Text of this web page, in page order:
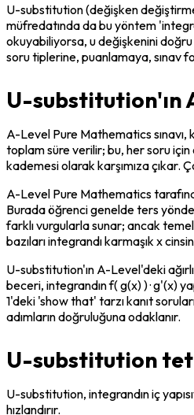
U-substitution (değişken
müfredatında da bu yöntem
okuyabiliyorsa, u değişkenini
soru tiplerine, puanlamaya, sınav
U-substitution'ın
A-Level Pure Mathematics sınavı,
toplam süre verilir; bu, her soru için
kademesi olarak karşımıza çıkar.
A-Level Pure Mathematics
Burada öğrenci genelde ters
farklı vurgularla sunar; ancak temel
bazıları integrandı karmaşık x
U-substitution'ın A-Level'deki
beceri, integrandın f( g(x) ) · g'(x)
1'deki 'show that' tarzı kanıt
adımların doğruluğuna odaklanır.
U-substitution
U-substitution, integrandın iç
hızlandırır.